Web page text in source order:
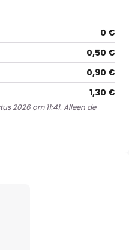
0 €
0,50 €
0,90 €
1,30 €
2026 om 11:41. Alleen de